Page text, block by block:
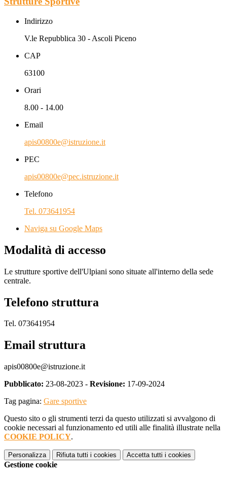
Indirizzo
V.le Repubblica 30 - Ascoli Piceno
CAP
63100
Orari
8.00 - 14.00
Email
apis00800e@istruzione.it
PEC
apis00800e@pec.istruzione.it
Telefono
Tel. 073641954
Naviga su Google Maps
Modalità di accesso
Le strutture sportive dell'Ulpiani sono situate all'interno della sede
centrale.
Telefono struttura
Tel. 073641954
Email struttura
apis00800e@istruzione.it
Pubblicato: 23-08-2023 - Revisione: 17-09-2024
Tag pagina: Gare sportive
Questo sito o gli strumenti terzi da questo utilizzati si avvalgono di
cookie necessari al funzionamento ed utili alle finalità illustrate nella
COOKIE POLICY.
Personalizza Rifiuta tutti i cookies Accetta tutti i cookies
Gestione cookie